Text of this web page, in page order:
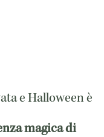
e Halloween è
magica di